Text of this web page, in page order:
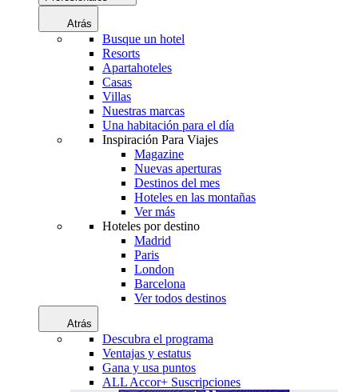
Atrás
Busque un hotel
Resorts
Apartahoteles
Casas
Villas
Nuestras marcas
Una habitación para el día
Inspiración Para Viajes
Magazine
Nuevas aperturas
Destinos del mes
Hoteles en las montañas
Ver más
Hoteles por destino
Madrid
Paris
London
Barcelona
Ver todos destinos
Atrás
Descubra el programa
Ventajas y estatus
Gana y usa puntos
ALL Accor+ Suscripciones